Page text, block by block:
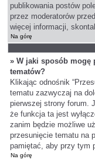
publikowania postów
przez moderatorów
więcej informacji,
Na górę
» W jaki sposób mogę
tematów?
Klikając odnośnik
tematu zazwyczaj na
pierwszej strony forum.
że funkcja ta jest
zanim będzie możliwe
przesunięcie tematu na
pamiętać, aby przy tym
Na górę